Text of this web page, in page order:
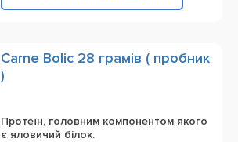
Carne Bolic 28 грамів ( пробник
)
Протеїн, головним компонентом якого
є яловичий білок.